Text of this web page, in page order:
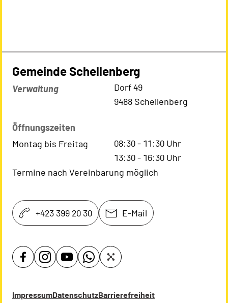
Gemeinde Schellenberg
Verwaltung
Dorf 49
9488 Schellenberg
Öffnungszeiten
Montag bis Freitag
08:30- 11:30 Uhr
13:30- 16:30 Uhr
Termine nach Vereinbarung möglich
+423 399 20 30 E-Mail
ImpressumDatenschutzBarrierefreiheit